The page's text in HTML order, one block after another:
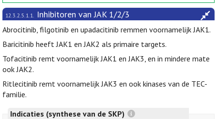
12.3.2.5.1.1. Inhibitoren van JAK 1/2/3
Abrocitinib, filgotinib en upadacitinib remmen voornamelijk JAK1.
Baricitinib heeft JAK1 en JAK2 als primaire targets.
Tofacitinib remt voornamelijk JAK1 en JAK3, en in mindere mate
ook JAK2.
Ritlecitinib remt voornamelijk JAK3 en ook kinases van de TEC-
familie.
Indicaties (synthese van de SKP)